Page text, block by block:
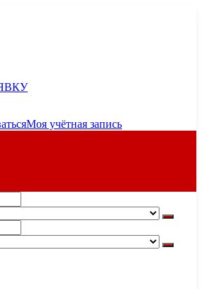
Моя учётная запись